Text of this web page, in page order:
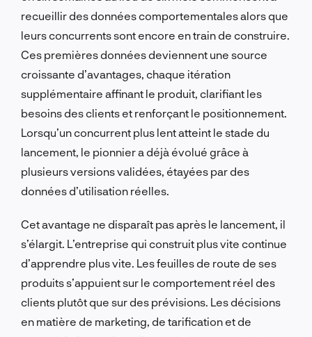
recueillir des données comportementales alors que
leurs concurrents sont encore en train de construire.
Ces premières données deviennent une source
croissante d’avantages, chaque itération
supplémentaire affinant le produit, clarifiant les
besoins des clients et renforçant le positionnement.
Lorsqu’un concurrent plus lent atteint le stade du
lancement, le pionnier a déjà évolué grâce à
plusieurs versions validées, étayées par des
données d’utilisation réelles.
Cet avantage ne disparaît pasaprès le lancement, il
s’élargit. L’entreprise qui construit plus vite continue
d’apprendre plus vite. Les feuilles de route de ses
produits s’appuient sur le comportement réel des
clients plutôt que sur des prévisions. Les décisions
en matière de marketing, de tarification et de